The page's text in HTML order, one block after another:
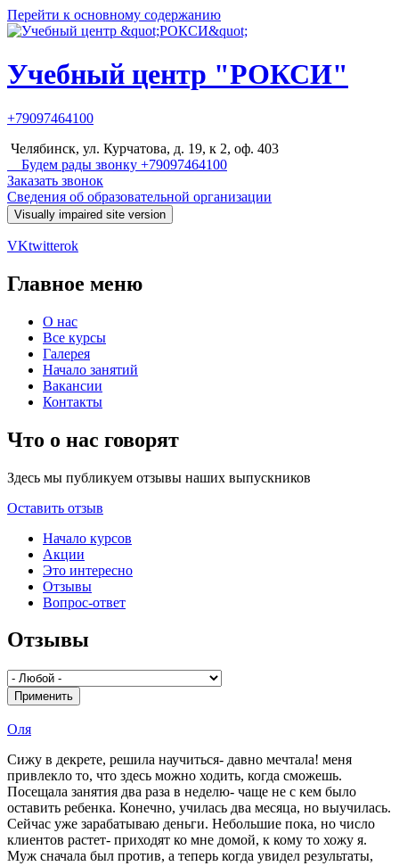
Перейти к основному содержанию
Учебный центр "РОКСИ"
+79097464100
Челябинск, ул. Курчатова, д. 19, к 2, оф. 403
Будем рады звонку +79097464100
Заказать звонок
Сведения об образовательной организации
VKtwitterok
Главное меню
О нас
Все курсы
Галерея
Начало занятий
Вакансии
Контакты
Что о нас говорят
Здесь мы публикуем отзывы наших выпускников
Оставить отзыв
Начало курсов
Акции
Это интересно
Отзывы
Вопрос-ответ
Отзывы
Оля
Сижу в декрете, решила научиться- давно мечтала! меня
привлекло то, что здесь можно ходить, когда сможешь.
Посещала занятия два раза в неделю- чаще не с кем было
оставить ребенка. Конечно, училась два месяца, но выучилась.
Сейчас уже зарабатываю деньги. Небольшие пока, но число
клиентов растет- приходят ко мне домой, к кому то хожу я.
Муж сначала был против, а теперь когда увидел результаты,